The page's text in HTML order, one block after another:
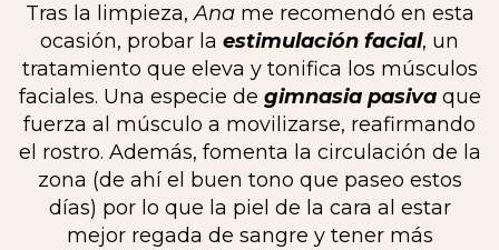
Tras la limpieza,Aname recomendó en esta
ocasión, probar la estimulación facial, un
tratamiento que eleva y tonifica los músculos
faciales. Una especie de gimnasia pasivaque
fuerza al músculo a movilizarse, reafirmando
el rostro. Además, fomenta la circulación de la
zona (de ahí el buen tono que paseo estos
días) por lo que la piel de la cara al estar
mejor regada de sangre y tener más